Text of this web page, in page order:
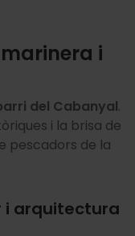
i
del Cabanyal.
i la brisa de
pescadors de la
i arquitectura